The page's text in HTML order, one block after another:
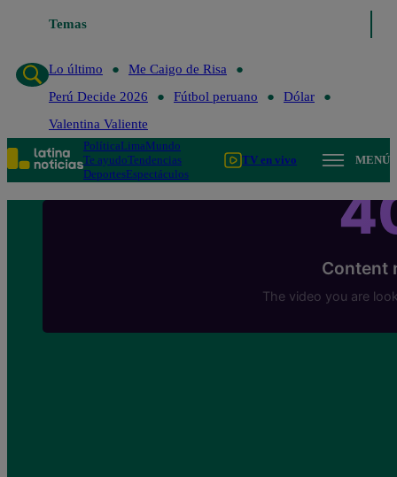
Temas
Lo último
Me Caigo de Risa
Perú Decide 2026
Fútbol peruano
Dólar
Valentina Valiente
PolíticaLimaMundo
Te ayudoTendencias
DeportesEspectáculos
TV en vivo MENÚ